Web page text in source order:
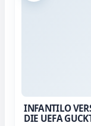
INFANTILO
IE UEFA